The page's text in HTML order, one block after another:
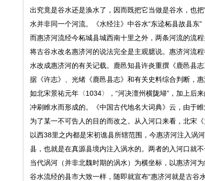
出究竟是谷水还是涣水了，因而既把它当做是谷水，也
水并非同一个河流。《水经注》中谷水“东迳柘县故县东
而惠济河流经今柘城县城西南十里之外，两条河流的流
将古谷水改名惠济河的说法完全是主观臆说。惠济河流
水改成惠济河的有关记载。鹿邑知县许炎重撰《鹿邑县
据《许志》、光绪《鹿邑县志》和有关史料综合判断，
如北宋景祐元年〈1034〉，“河决澶州横陇埽”，加上后
冲刷睢水而形成的。《中国古代地名大词典》云，由于
为了某一不可告人的目的而改之。从入河口来看，北宋
以西38里之内都是宋初谯县所辖范围，今惠济河注入涡
县，也就是在真源县境内注入涡水的。两者的入河口就
当代涡河（并非北魏时期的涡水）为横坐标，以惠济河
谷水流经的县市大致一样，随即就宣布“惠济河就是古谷